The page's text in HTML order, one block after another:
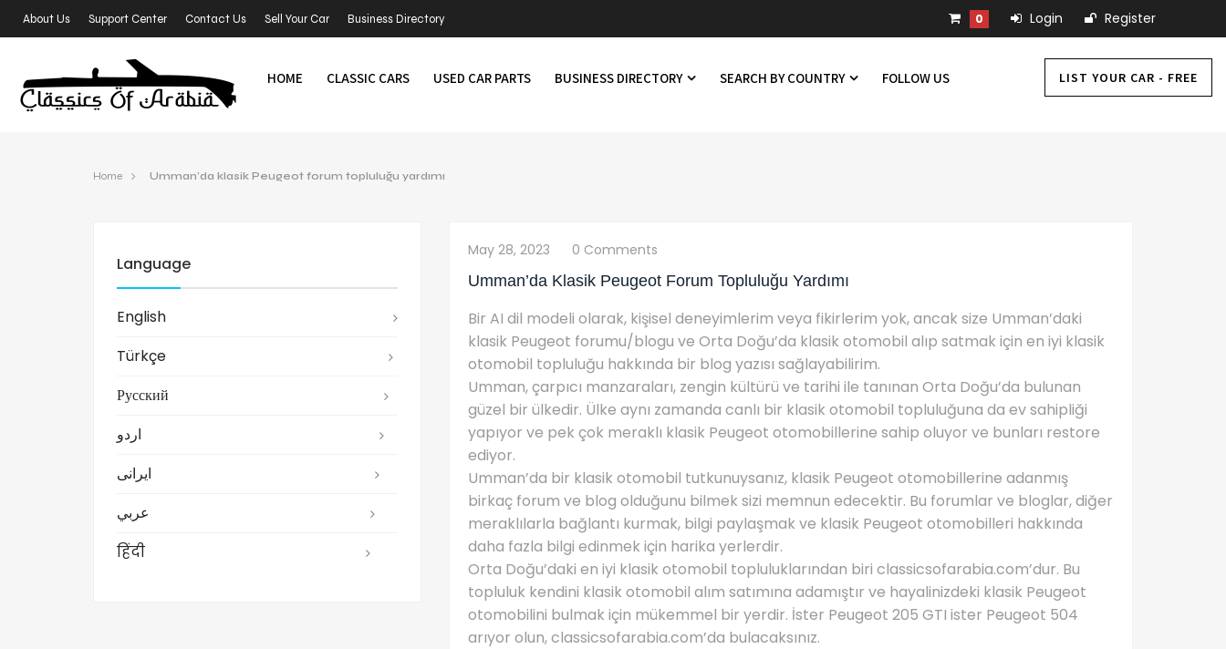
About Us Support Center Contact Us Sell Your Car Business Directory 0 Login Register
HOME CLASSIC CARS USED CAR PARTS BUSINESS DIRECTORY SEARCH BY COUNTRY FOLLOW US LIST YOUR CAR - FREE
Home Umman’da klasik Peugeot forum topluluğu yardımı
Language
English
Türkçe
Русский
اردو
ایرانی
عربي
हिंदी
May 28, 2023
0 Comments
Umman’da Klasik Peugeot Forum Topluluğu Yardımı
Bir AI dil modeli olarak, kişisel deneyimlerim veya fikirlerim yok, ancak size Umman’daki
klasik Peugeot forumu/blogu ve Orta Doğu’da klasik otomobil alıp satmak için en iyi klasik
otomobil topluluğu hakkında bir blog yazısı sağlayabilirim.
Umman, çarpıcı manzaraları, zengin kültürü ve tarihi ile tanınan Orta Doğu’da bulunan
güzel bir ülkedir. Ülke aynı zamanda canlı bir klasik otomobil topluluğuna da ev sahipliği
yapıyor ve pek çok meraklı klasik Peugeot otomobillerine sahip oluyor ve bunları restore
ediyor.
Umman’da bir klasik otomobil tutkunuysanız, klasik Peugeot otomobillerine adanmış
birkaç forum ve blog olduğunu bilmek sizi memnun edecektir. Bu forumlar ve bloglar, diğer
meraklılarla bağlantı kurmak, bilgi paylaşmak ve klasik Peugeot otomobilleri hakkında
daha fazla bilgi edinmek için harika yerlerdir.
Orta Doğu’daki en iyi klasik otomobil topluluklarından biri classicsofarabia.com’dur. Bu
topluluk kendini klasik otomobil alım satımına adamıştır ve hayalinizdeki klasik Peugeot
otomobilini bulmak için mükemmel bir yerdir. İster Peugeot 205 GTI ister Peugeot 504
arıyor olun, classicsofarabia.com’da bulacaksınız.